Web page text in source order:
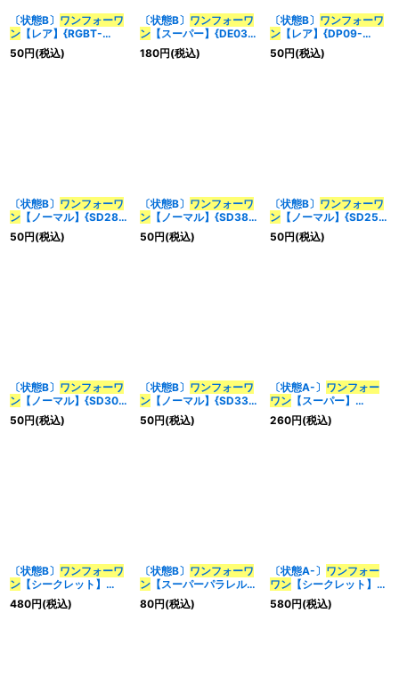
〔状態B〕 ワンフォーワ
ン 【レア】{RGBT-
JP045}《魔法》
50円(税込)
〔状態B〕 ワンフォーワ
ン【スーパー】{DE03-
JP141}《魔法》
180円(税込)
〔状態B〕 ワンフォーワ
ン【レア】{DP09-
JP018}《魔法》
50円(税込)
〔状態B〕 ワンフォーワ
ン 【ノーマル】{SD28-
JP031}《魔法》
50円(税込)
〔状態B〕 ワンフォーワ
ン【ノーマル】{SD38-
JP027}《魔法》
50円(税込)
〔状態B〕 ワンフォーワ
ン【ノーマル】{SD25-
JP030}《魔法》
50円(税込)
〔状態B〕 ワンフォーワ
ン 【ノーマル】{SD30-
JP028}《魔法》
50円(税込)
〔状態B〕 ワンフォーワ
ン【ノーマル】{SD33-
JP029}《魔法》
50円(税込)
〔状態A-〕 ワンフォー
ワン【スーパー】
{DE03-JP141}《魔法》
260円(税込)
〔状態B〕 ワンフォーワ
ン 【シークレット】
{20TH-JPC93}《魔
法》
480円(税込)
〔状態B〕 ワンフォーワ
ン【スーパーパラレル】
{20TH-JPC93}《魔
法》
80円(税込)
〔状態A-〕 ワンフォー
ワン【シークレット】
{20TH-JPC93}《魔
法》
580円(税込)